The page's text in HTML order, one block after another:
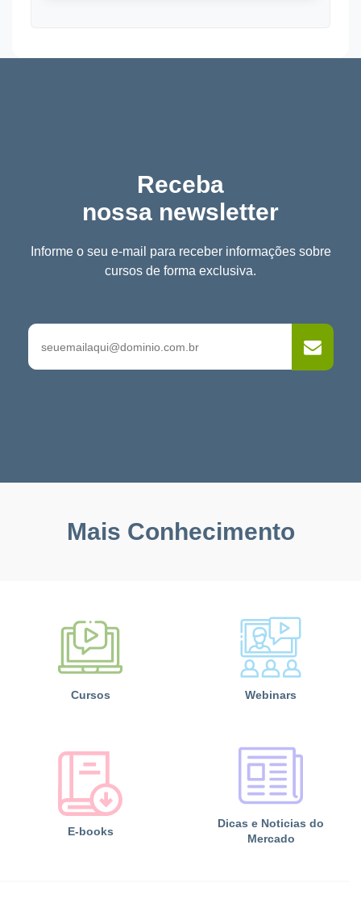
Receba
nossa newsletter
Informe o seu e-mail para receber informações sobre
cursos de forma exclusiva.
Mais Conhecimento
Cursos Webinars
E-books
Dicas e Noticias do
Mercado